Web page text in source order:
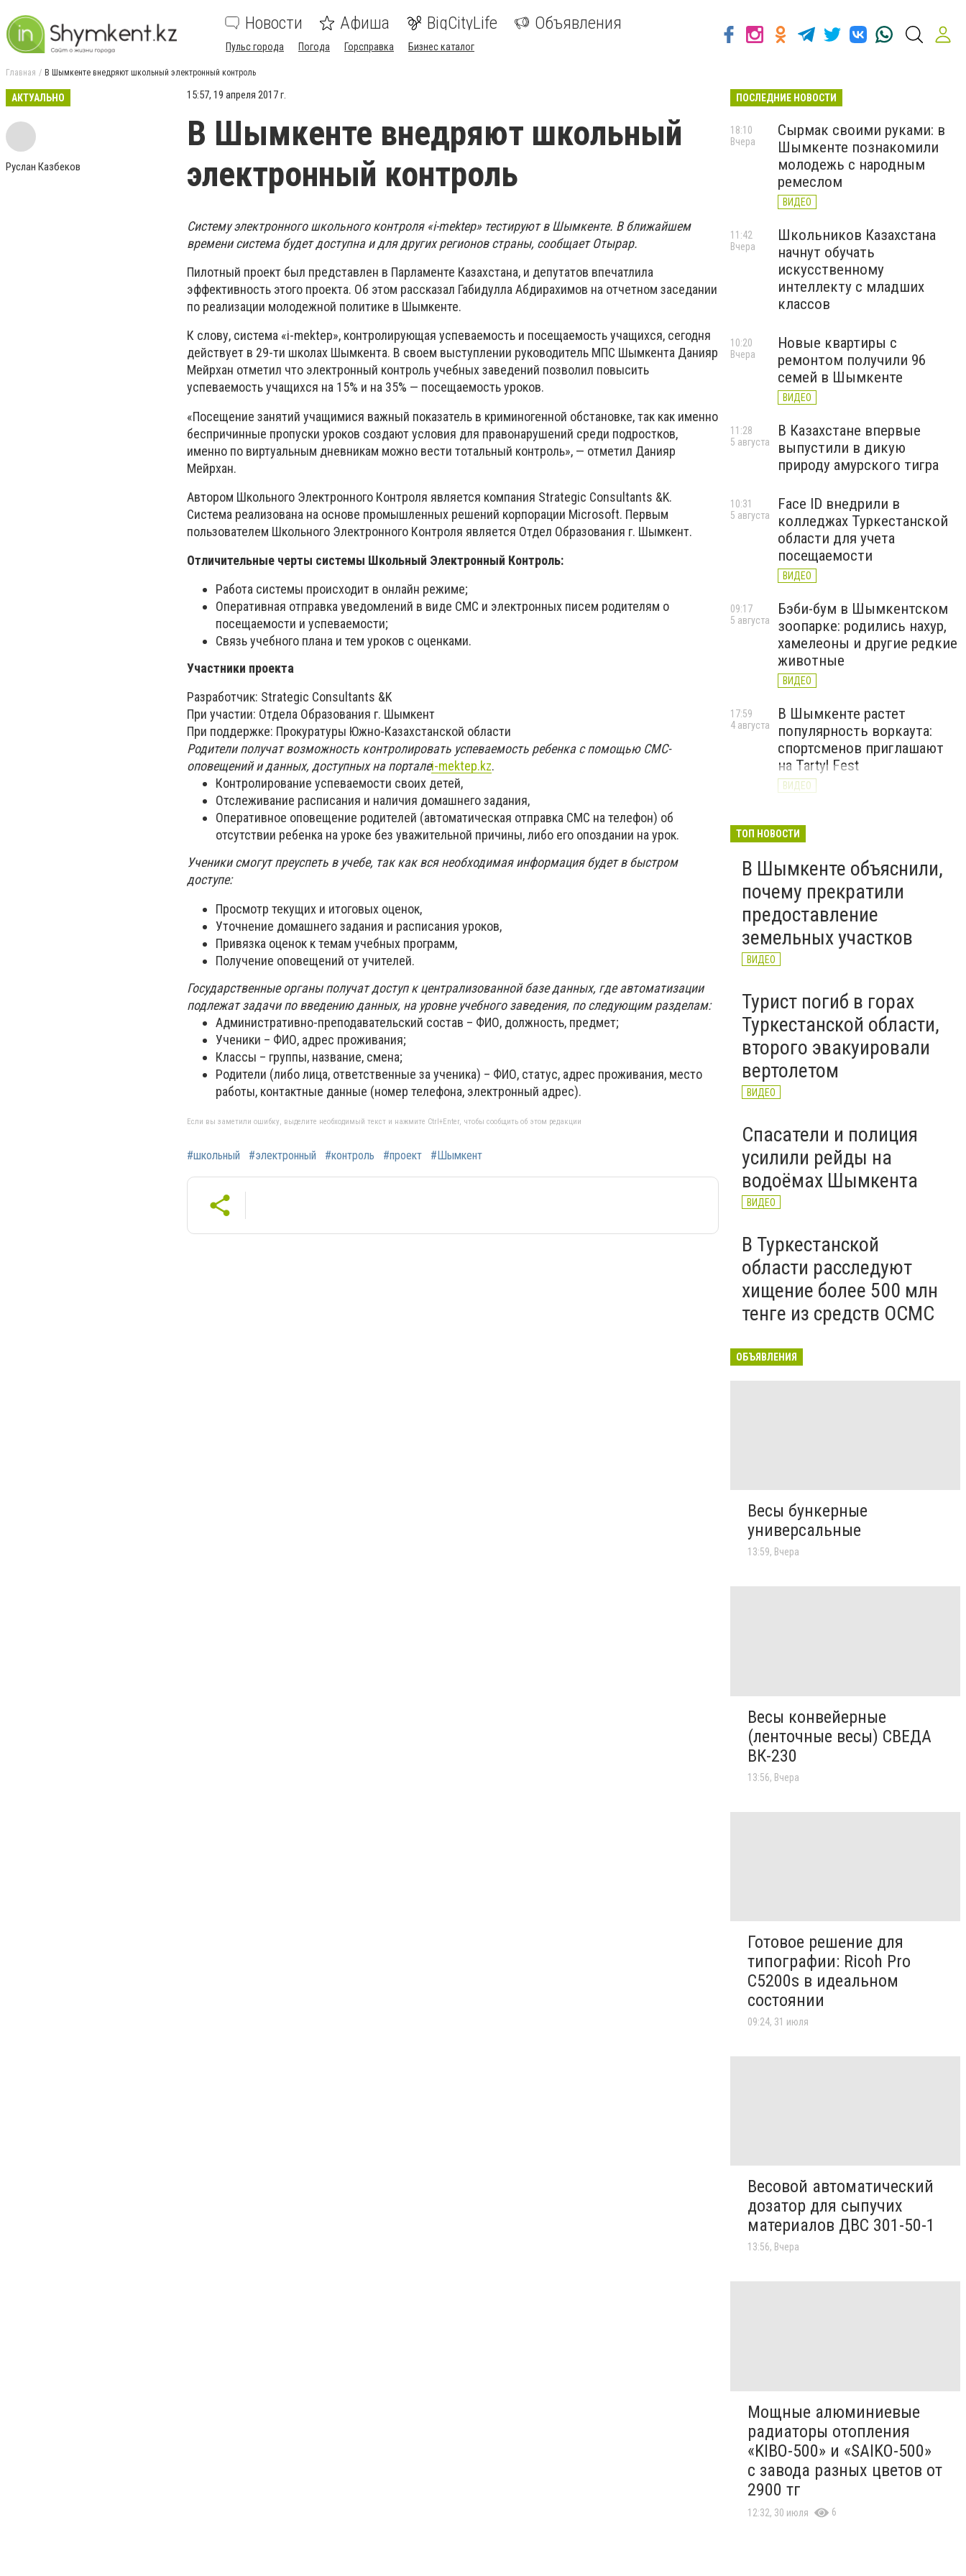
Новости Афиша BigCityLife Объявления
Пульс города Погода Горсправка Бизнес каталог
Главная В Шымкенте внедряют школьный электронный контроль
АКТУАЛЬНО
Руслан Казбеков
15:57, 19 апреля 2017 г.
В Шымкенте внедряют школьный
электронный контроль
Систему электронного школьного контроля «i-mektep» тестируют в Шымкенте. В ближайшем
времени система будет доступна и для других регионов страны, сообщает Отырар.
Пилотный проект был представлен в Парламенте Казахстана, и депутатов впечатлила
эффективность этого проекта. Об этом рассказал Габидулла Абдирахимов на отчетном заседании
по реализации молодежной политике в Шымкенте.
К слову, система «i-mektep», контролирующая успеваемость и посещаемость учащихся, сегодня
действует в 29-ти школах Шымкента. В своем выступлении руководитель МПС Шымкента Данияр
Мейрхан отметил что электронный контроль учебных заведений позволил повысить
успеваемость учащихся на 15% и на 35% — посещаемость уроков.
«Посещение занятий учащимися важный показатель в криминогенной обстановке, так как именно
беспричинные пропуски уроков создают условия для правонарушений среди подростков,
именно по виртуальным дневникам можно вести тотальный контроль», — отметил Данияр
Мейрхан.
Автором Школьного Электронного Контроля является компания Strategic Consultants &K.
Система реализована на основе промышленных решений корпорации Microsoft. Первым
пользователем Школьного Электронного Контроля является Отдел Образования г. Шымкент.
Отличительные черты системы Школьный Электронный Контроль:
Работа системы происходит в онлайн режиме;
Оперативная отправка уведомлений в виде СМС и электронных писем родителям о
посещаемости и успеваемости;
Связь учебного плана и тем уроков с оценками.
Участники проекта
Разработчик: Strategic Consultants &K
При участии: Отдела Образования г. Шымкент
При поддержке: Прокуратуры Южно-Казахстанской области
Родители получат возможность контролировать успеваемость ребенка с помощью СМС-
оповещений и данных, доступных на порталеi-mektep.kz.
Контролирование успеваемости своих детей,
Отслеживание расписания и наличия домашнего задания,
Оперативное оповещение родителей (автоматическая отправка СМС на телефон) об
отсутствии ребенка на уроке без уважительной причины, либо его опоздании на урок.
Ученики смогут преуспеть в учебе, так как вся необходимая информация будет в быстром
доступе:
Просмотр текущих и итоговых оценок,
Уточнение домашнего задания и расписания уроков,
Привязка оценок к темам учебных программ,
Получение оповещений от учителей.
Государственные органы получат доступ к централизованной базе данных, где автоматизации
подлежат задачи по введению данных, на уровне учебного заведения, по следующим разделам:
Административно-преподавательский состав – ФИО, должность, предмет;
Ученики – ФИО, адрес проживания;
Классы – группы, название, смена;
Родители (либо лица, ответственные за ученика) – ФИО, статус, адрес проживания, место
работы, контактные данные (номер телефона, электронный адрес).
Если вы заметили ошибку, выделите необходимый текст и нажмите Ctrl+Enter, чтобы сообщить об этом редакции
#школьный #электронный #контроль #проект #Шымкент
ПОСЛЕДНИЕ НОВОСТИ
Сырмак своими руками: в
Шымкенте познакомили
молодежь с народным
ремеслом
ВИДЕО
18:10
Вчера
Школьников Казахстана
начнут обучать
искусственному
интеллекту с младших
классов
11:42
Вчера
Новые квартиры с
ремонтом получили 96
семей в Шымкенте
ВИДЕО
10:20
Вчера
В Казахстане впервые
выпустили в дикую
природу амурского тигра
11:28
5 августа
Face ID внедрили в
колледжах Туркестанской
области для учета
посещаемости
ВИДЕО
10:31
5 августа
Бэби-бум в Шымкентском
зоопарке: родились нахур,
хамелеоны и другие редкие
животные
ВИДЕО
09:17
5 августа
В Шымкенте растет
популярность воркаута:
спортсменов приглашают
на Tartyl Fest
ВИДЕО
17:59
4 августа
начала подготовку к
2026–2027
ВИДЕО
4 августа
ТОП НОВОСТИ
В Шымкенте объяснили,
почему прекратили
предоставление
земельных участков
ВИДЕО
Турист погиб в горах
Туркестанской области,
второго эвакуировали
вертолетом
ВИДЕО
Спасатели и полиция
усилили рейды на
водоёмах Шымкента
ВИДЕО
В Туркестанской
области расследуют
хищение более 500 млн
тенге из средств ОСМС
ОБЪЯВЛЕНИЯ
Весы бункерные
универсальные
13:59, Вчера
Весы конвейерные
(ленточные весы) СВЕДА
ВК-230
13:56, Вчера
Готовое решение для
типографии: Ricoh Pro
C5200s в идеальном
состоянии
09:24, 31 июля
Весовой автоматический
дозатор для сыпучих
материалов ДВС 301-50-1
13:56, Вчера
Мощные алюминиевые
радиаторы отопления
«KIBO-500» и «SAIKO-500»
с завода разных цветов от
2900 тг
12:32, 30 июля 6